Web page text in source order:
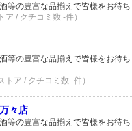
等の豊富な品揃えで皆様をお待
ア / クチコミ数 -件）
等の豊富な品揃えで皆様をお待
トア / クチコミ数 -件）
々店
等の豊富な品揃えで皆様をお待